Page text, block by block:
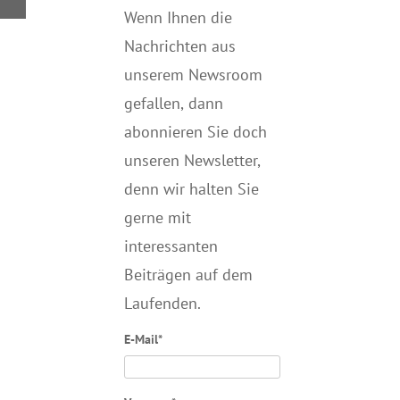
Wenn Ihnen die
Nachrichten aus
unserem Newsroom
gefallen, dann
abonnieren Sie doch
unseren Newsletter,
denn wir halten Sie
gerne mit
interessanten
Beiträgen auf dem
Laufenden.
E-Mail*